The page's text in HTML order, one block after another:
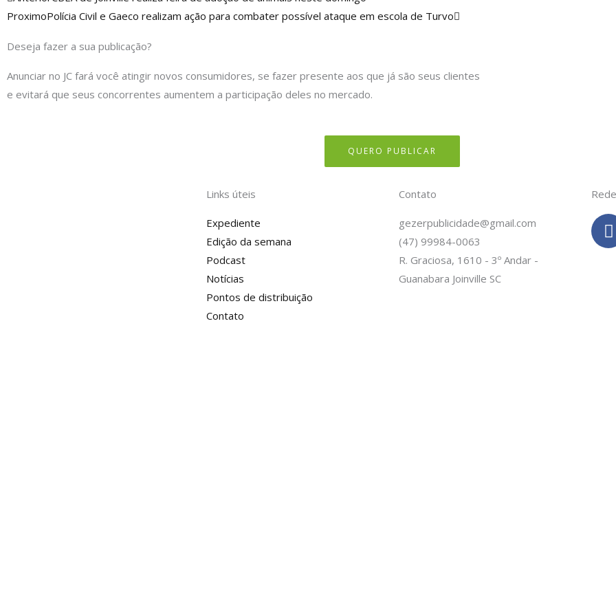
ProximoPolícia Civil e Gaeco realizam ação para combater possível ataque em escola de Turvo
Deseja fazer a sua publicação?
Anunciar no JC fará você atingir novos consumidores, se fazer presente aos que já são seus clientes
e evitará que seus concorrentes aumentem a participação deles no mercado.
QUERO PUBLICAR
Links úteis
Expediente
Edição da semana
Podcast
Notícias
Pontos de distribuição
Contato
Contato
gezerpublicidade@gmail.com
(47) 99984-0063
R. Graciosa, 1610 - 3º Andar -
Guanabara Joinville SC
F
a
c